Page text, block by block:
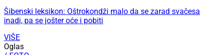
Šibenski leksikon: Oštrokondži malo da se zarad svačesa
inadi, pa se jošter oće i pobiti
VIŠE
Oglas